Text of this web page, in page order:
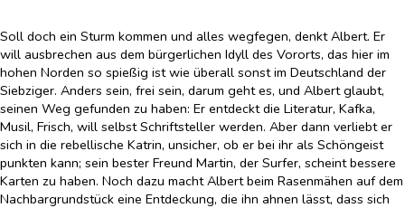
Soll doch ein Sturm kommen und alles wegfegen, denkt Albert. Er
will ausbrechen aus dem bürgerlichen Idyll des Vororts, das hier im
hohen Norden so spießig ist wie überall sonst im Deutschland der
Siebziger. Anders sein, frei sein, darum geht es, und Albert glaubt,
seinen Weg gefunden zu haben: Er entdeckt die Literatur, Kafka,
Musil, Frisch, will selbst Schriftsteller werden. Aber dann verliebt er
sich in die rebellische Katrin, unsicher, ob er bei ihr als Schöngeist
punkten kann; sein bester Freund Martin, der Surfer, scheint bessere
Karten zu haben. Noch dazu macht Albert beim Rasenmähen auf dem
Nachbargrundstück eine Entdeckung, die ihn ahnen lässt, dass sich